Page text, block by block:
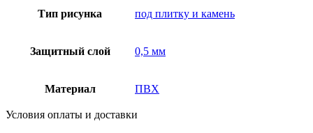
Тип рисунка под плитку и камень
Защитный слой 0,5 мм
Материал ПВХ
Условия оплаты и доставки